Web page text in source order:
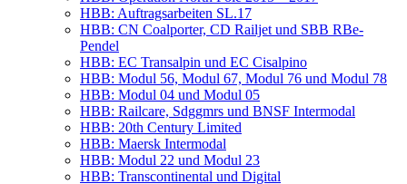
HBB: Auf­trags­ar­bei­ten SL.17
HBB: CN Coal­por­ter, CD Rail­jet und SBB RBe-
Pendel
HBB: EC Tran­sal­pin und EC Cisalpino
HBB: Modul 56, Modul 67, Modul 76 und Modul 78
HBB: Modul 04 und Modul 05
HBB: Rail­ca­re, Sdggmrs und BNSF Intermodal
HBB: 20th Cen­tu­ry Limited
HBB: Maersk Intermodal
HBB: Modul 22 und Modul 23
HBB: Trans­con­ti­nen­tal und Digital